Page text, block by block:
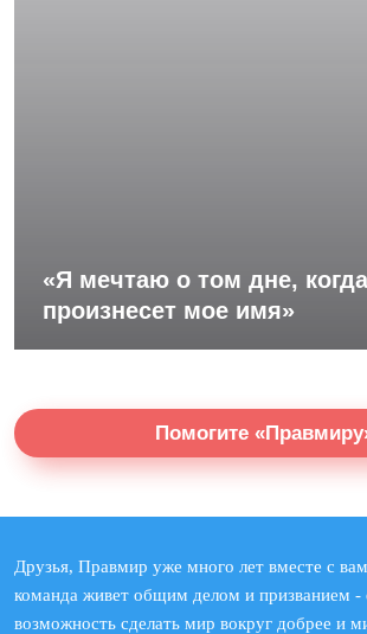
«Я мечтаю о том дне,
произнесет мое имя»
Помогите
Друзья, Правмир уже много лет вместе с
команда живет общим делом и призванием
возможность сделать мир вокруг добрее и